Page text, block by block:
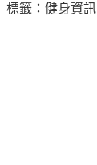
標籤： 健身資訊